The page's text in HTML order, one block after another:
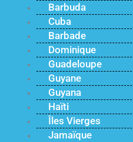
Barbuda
Cuba
Barbade
Dominique
Guadeloupe
Guyane
Guyana
Haïti
Îles Vierges
Jamaïque